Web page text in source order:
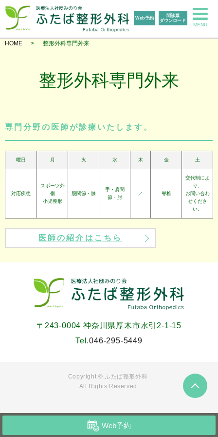
Web予約
問診票
ダウンロード
MENU
HOME 整形外科専門外来
整形外科専門外来
専門分野の医師が診療いたします。
曜日 月 火 水 木 金 土
対応疾患
スポーツ外
傷
小児整形
股関節・膝
手・肩関
節・肘
／ 脊椎
交代制によ
り、
お問い合わ
せくださ
い。
医師の紹介はこちら
Web予約
〒243-0004 神奈川県厚木市水引2-1-15
Tel.046-295-5449
Copyright © ふたば整形外科
All Rights Reserved.